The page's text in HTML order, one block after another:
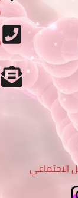
الاجتماعي